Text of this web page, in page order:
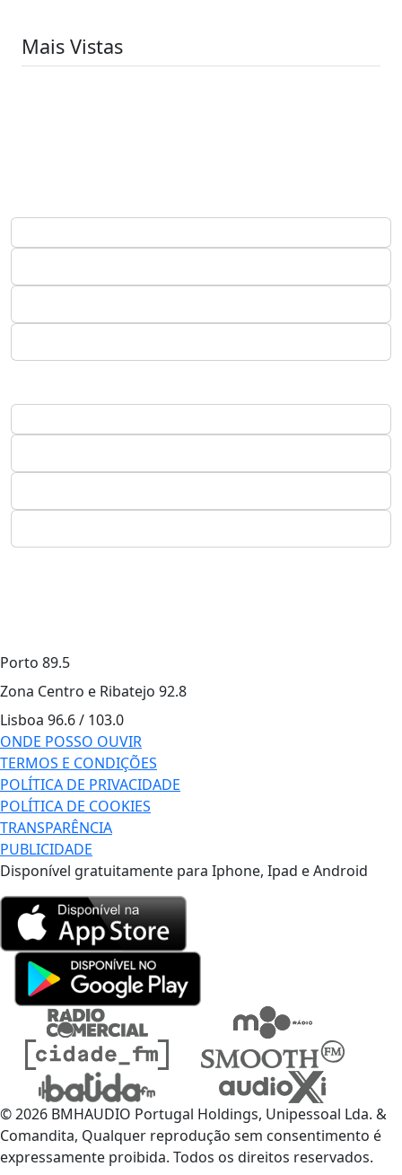
Mais Vistas
Porto 89.5
Zona Centro e Ribatejo 92.8
Lisboa 96.6 / 103.0
ONDE POSSO OUVIR
TERMOS E CONDIÇÕES
POLÍTICA DE PRIVACIDADE
POLÍTICA DE COOKIES
TRANSPARÊNCIA
PUBLICIDADE
Disponível gratuitamente para Iphone, Ipad e Android
© 2026 BMHAUDIO Portugal Holdings, Unipessoal Lda. &
Comandita, Qualquer reprodução sem consentimento é
expressamente proibida. Todos os direitos reservados.